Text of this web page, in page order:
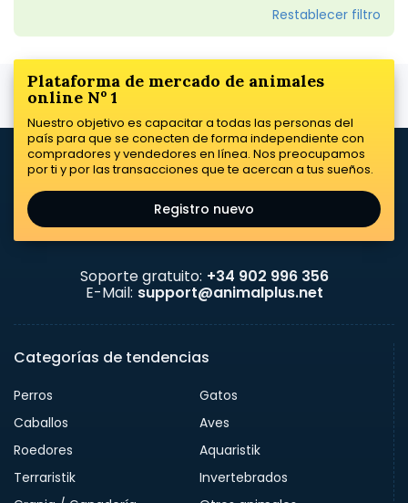
Restablecer filtro
Plataforma de mercado de animales
online Nº 1
Nuestro objetivo es capacitar a todas las personas del
país para que se conecten de forma independiente con
compradores y vendedores en línea. Nos preocupamos
por ti y por las transacciones que te acercan a tus sueños.
Registro nuevo
Soporte gratuito: +34 902 996 356
E-Mail: support@animalplus.net
Categorías de tendencias
Perros
Gatos
Caballos
Aves
Roedores
Aquaristik
Terraristik
Invertebrados